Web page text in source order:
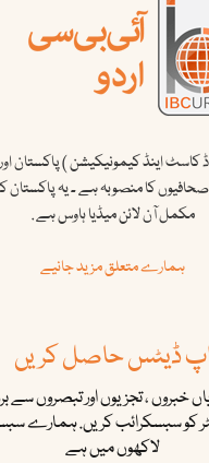
کاسٹ اینڈ کیمونیکیشن ) پاکستان
صحافیوں کا منصوبہ ہے ۔ یہ پاکستان
مکمل آن لائن میڈیا ہاوس ہے .
ہمارے متعلق مزید جانیے
ڈیٹس حاصل کریں
خبروں ، تجزیوں اور تبصروں سے
کو سبسکرائب کریں. ہمارے
لاکھوں میں ہے